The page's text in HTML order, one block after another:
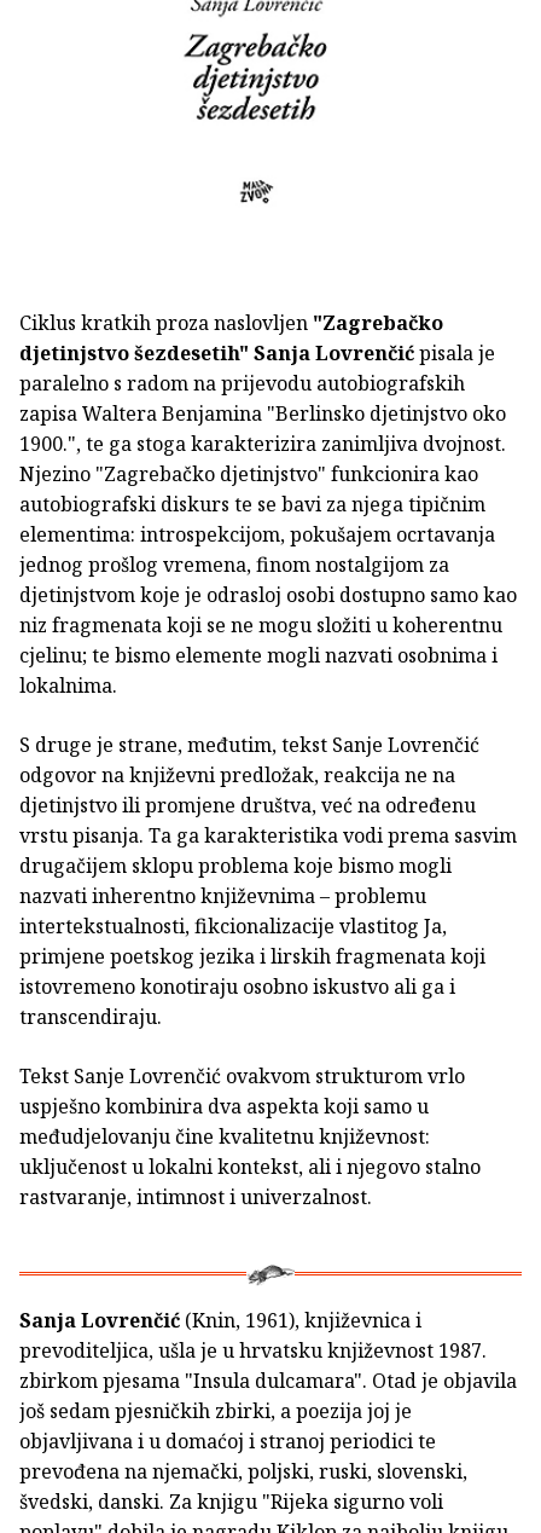
Ciklus kratkih proza naslovljen "Zagrebačko
djetinjstvo šezdesetih" Sanja Lovrenčićpisala je
paralelno s radom na prijevodu autobiografskih
zapisa Waltera Benjamina "Berlinsko djetinjstvo oko
1900.", te ga stoga karakterizira zanimljiva dvojnost.
Njezino "Zagrebačko djetinjstvo" funkcionira kao
autobiografski diskurs te se bavi za njega tipičnim
elementima: introspekcijom, pokušajem ocrtavanja
jednog prošlog vremena, finom nostalgijom za
djetinjstvom koje je odrasloj osobi dostupno samo kao
niz fragmenata koji se ne mogu složiti u koherentnu
cjelinu; te bismo elemente mogli nazvati osobnima i
lokalnima.
S druge je strane, međutim, tekst Sanje Lovrenčić
odgovor na književni predložak, reakcija ne na
djetinjstvo ili promjene društva, već na određenu
vrstu pisanja. Ta ga karakteristika vodi prema sasvim
drugačijem sklopu problema koje bismo mogli
nazvati inherentno književnima – problemu
intertekstualnosti, fikcionalizacije vlastitog Ja,
primjene poetskog jezika i lirskih fragmenata koji
istovremeno konotiraju osobno iskustvo ali ga i
transcendiraju.
Tekst Sanje Lovrenčić ovakvom strukturom vrlo
uspješno kombinira dva aspekta koji samo u
međudjelovanju čine kvalitetnu književnost:
uključenost u lokalni kontekst, ali i njegovo stalno
rastvaranje, intimnost i univerzalnost.
Sanja Lovrenčić (Knin, 1961), književnica i
prevoditeljica, ušla je u hrvatsku književnost 1987.
zbirkom pjesama "Insula dulcamara". Otad je objavila
još sedam pjesničkih zbirki, a poezija joj je
objavljivana i u domaćoj i stranoj periodici te
prevođena na njemački, poljski, ruski, slovenski,
švedski, danski. Za knjigu "Rijeka sigurno voli